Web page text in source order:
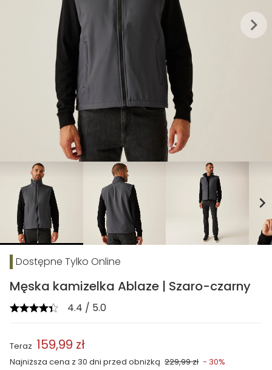
keyboard_arrow_right
chevron_right
Dostępne Tylko Online
Męska kamizelka Ablaze | Szaro-czarny
4.4 / 5.0
Najniższa cena z 30 dni przed obniżką 229,99 zł - 30%
Teraz 159,99 zł